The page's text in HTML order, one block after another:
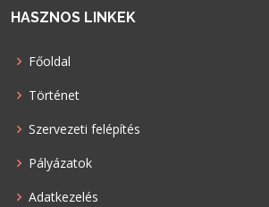
HASZNOS LINKEK
Főoldal
Történet
Szervezeti felépítés
Pályázatok
Adatkezelés